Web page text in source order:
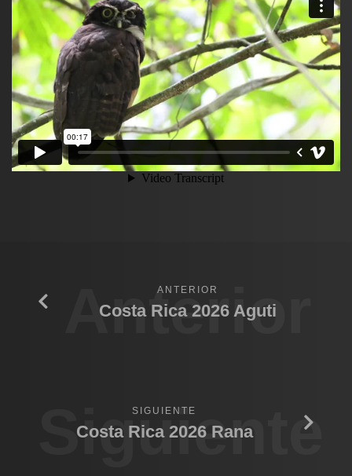
Anterior
ANTERIOR
Costa Rica 2026 Aguti
Siguiente
SIGUIENTE
Costa Rica 2026 Rana